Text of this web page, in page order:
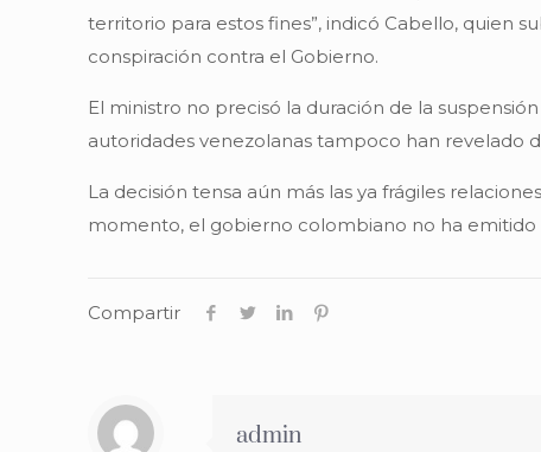
territorio para estos fines”, indicó Cabello, quien
conspiración contra el Gobierno.
El ministro no precisó la duración de la
autoridades venezolanas tampoco han revelado
La decisión tensa aún más las ya frágiles
momento, el gobierno colombiano no ha
Compartir
admin